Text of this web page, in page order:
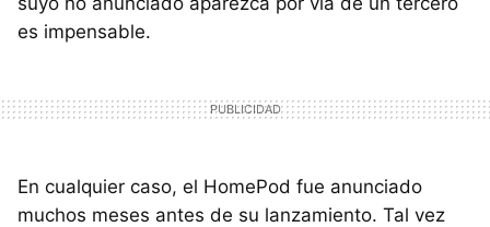
es impensable.
En cualquier caso, el HomePod fue anunciado
muchos meses antes de su lanzamiento. Tal vez